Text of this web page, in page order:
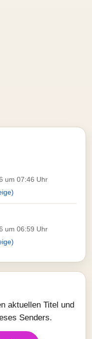
um 07:46 Uhr
um 06:59 Uhr
aktuellen Titel und
Senders.